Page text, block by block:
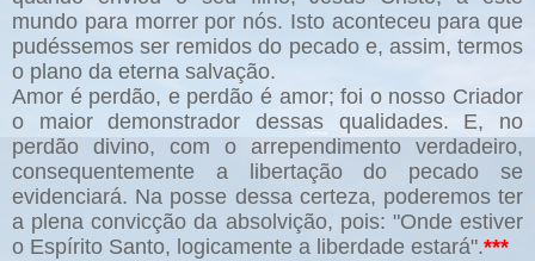
mundo para morrer por nós. Isto aconteceu para que
pudéssemos ser remidos do pecado e, assim, termos
o plano da eterna salvação.
Amor é perdão, e perdão é amor; foi o nosso Criador
o maior demonstrador dessas qualidades. E, no
perdão divino, com o arrependimento verdadeiro,
consequentemente a libertação do pecado se
evidenciará. Na posse dessa certeza, poderemos ter
a plena convicção da absolvição, pois: "Onde estiver
o Espírito Santo, logicamente a liberdade estará".***